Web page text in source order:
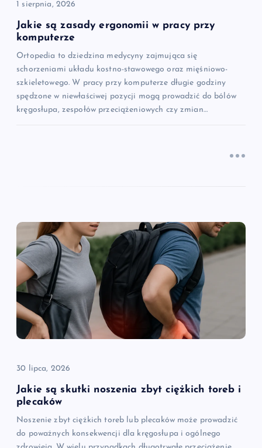
s
u
1 sierpnia, 2026
Jakie są zasady ergonomii w pracy przy
komputerze
Ortopedia to dziedzina medycyny zajmująca się
schorzeniami układu kostno-stawowego oraz mięśniowo-
szkieletowego. W pracy przy komputerze długie godziny
spędzone w niewłaściwej pozycji mogą prowadzić do bólów
kręgosłupa, zespołów przeciążeniowych czy zmian…
30 lipca, 2026
Jakie są skutki noszenia zbyt ciężkich toreb i
plecaków
Noszenie zbyt ciężkich toreb lub plecaków może prowadzić
do poważnych konsekwencji dla kręgosłupa i ogólnego